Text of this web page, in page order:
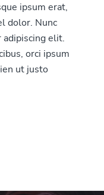
ipsum erat,
dolor. Nunc
elit.
orci ipsum
ut justo